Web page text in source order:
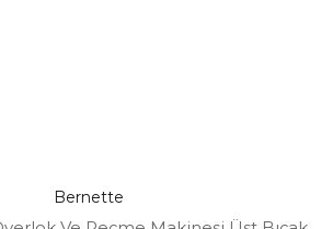
Bernette